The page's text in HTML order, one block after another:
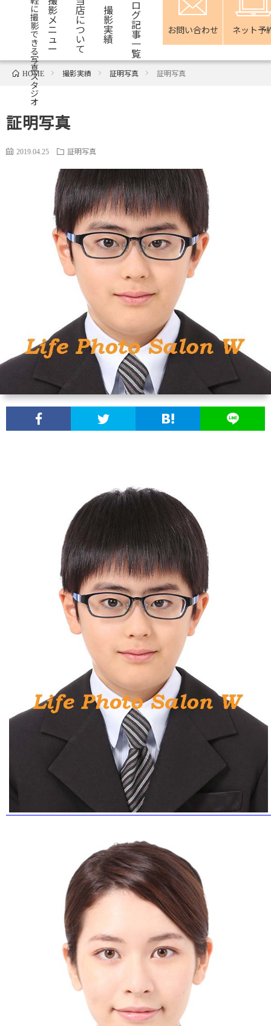
に
撮
影
で
き
る
写
真
ス
タ
ジ
オ
影
メ
ニ
ュ
ー
店
に
つ
い
て
撮
影
実
績
ロ
グ
記
事
一
覧
お問い合わせ ネット予
HOME 撮影実績 証明写真 証明写真
証明写真
2019.04.25 証明写真